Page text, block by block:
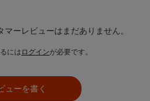
ーレビューはまだありません。
には ログインが必要です。
ューを書く